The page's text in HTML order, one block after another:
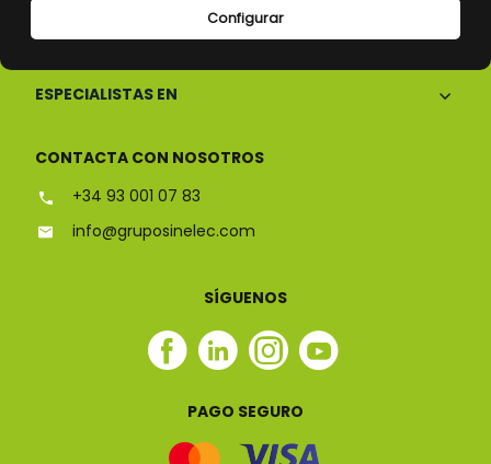
Configurar
ESPECIALISTAS EN
CONTACTA CON NOSOTROS
+34 93 001 07 83
info@gruposinelec.com
SÍGUENOS
Facebook
Linkedin
Instagram
Youtube
PAGO SEGURO